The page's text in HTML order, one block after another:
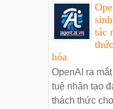
tác
hóa
OpenAI ra
tuệ nhân tạo
thách thức